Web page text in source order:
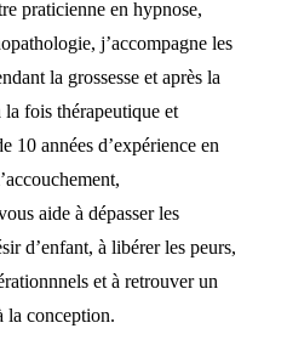
praticienne en hypnose,
j’accompagne les
la grossesse et après la
la fois thérapeutique et
10 années d’expérience en
aide à dépasser les
d’enfant, à libérer les peurs,
et à retrouver un
la conception.